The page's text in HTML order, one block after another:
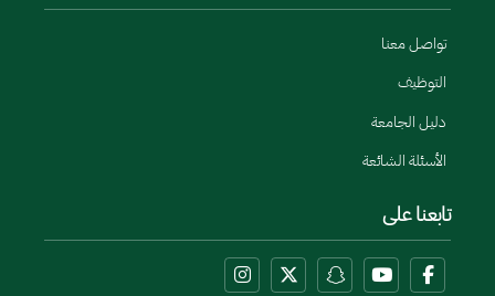
تواصل معنا
التوظيف
دليل الجامعة
الأسئلة الشائعة
تابعنا على